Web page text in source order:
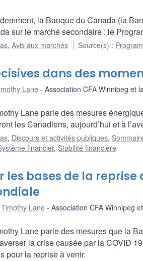
la Banque du Canada (la
sur le marché secondaire : le
, Avis aux marchés Source(s) :
dans des
Lane Association CFA Winnipeg et
Lane parle des mesures
les Canadiens, aujourd’hui et à
, Discours et activités publiques,
financier, Stabilité financière
les bases de la reprise
Timothy Lane Association CFA Winnipeg
Lane parle des mesures que la
la crise causée par la COVID
pour la reprise à venir.